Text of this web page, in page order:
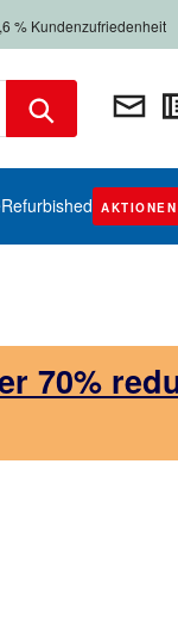
% Kundenzufriedenheit
Refurbished
70%